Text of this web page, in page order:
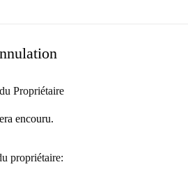
Propriétaire
encouru.
propriétaire: